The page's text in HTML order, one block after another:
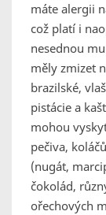
máte alergii
což platí i
nesednou
měly zmizet
brazilské,
pistácie a
mohou
pečiva,
(nugát,
čokolád,
ořechových